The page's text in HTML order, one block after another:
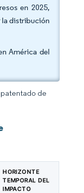
en 2025,
la distribución
América del
de
HORIZONTE
TEMPORAL DEL
IMPACTO